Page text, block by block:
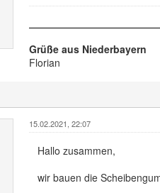
Grüße aus Niederbayern
Florian
15.02.2021, 22:07
Hallo zusammen,
wir bauen die